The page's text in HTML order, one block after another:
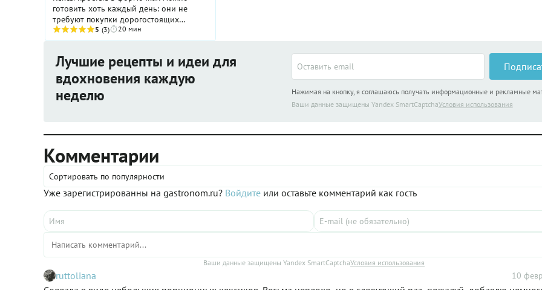
готовить хоть каждый день: они не
требуют покупки дорогостоящих
продуктов и применения каких-либо
сверхъестественных кулинарных знаний
5 (3) 20 мин
Лучшие рецепты и идеи для
вдохновения каждую
неделю
Нажимая на кнопку, я соглашаюсь получать информационные и рекламные
Ваши данные защищены Yandex SmartCaptchaУсловия использования
Комментарии
Сортировать по популярности
Уже зарегистрированны на gastronom.ru? Войдите или оставьте комментарий как гость
Ваши данные защищены Yandex SmartCaptchaУсловия использования
ruttoliana 10